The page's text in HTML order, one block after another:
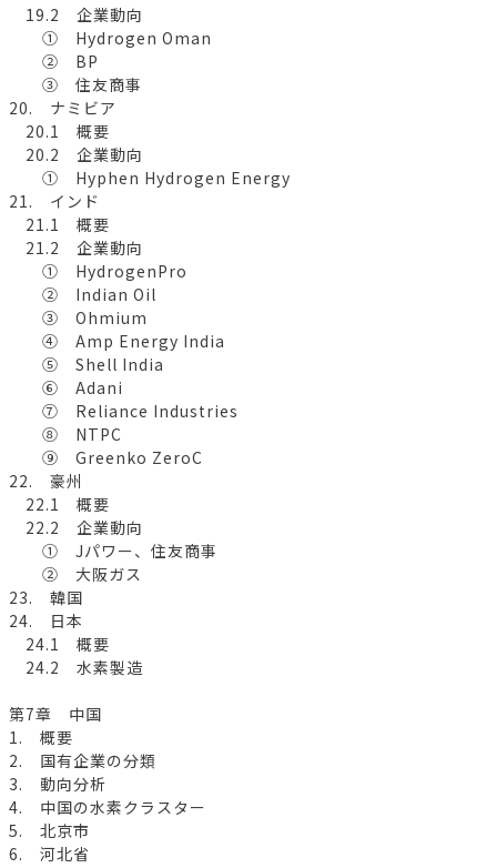
19.2 企業動向
① Hydrogen Oman
② BP
③ 住友商事
20. ナミビア
20.1 概要
20.2 企業動向
① Hyphen Hydrogen Energy
21. インド
21.1 概要
21.2 企業動向
① HydrogenPro
② Indian Oil
③ Ohmium
④ Amp Energy India
⑤ Shell India
⑥ Adani
⑦ Reliance Industries
⑧ NTPC
⑨ Greenko ZeroC
22. 豪州
22.1 概要
22.2 企業動向
① Jパワー、住友商事
② 大阪ガス
23. 韓国
24. 日本
24.1 概要
24.2 水素製造
第7章 中国
1. 概要
2. 国有企業の分類
3. 動向分析
4. 中国の水素クラスター
5. 北京市
6. 河北省